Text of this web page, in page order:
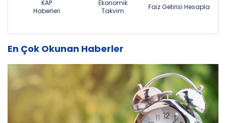
KAP
Haberleri
Ekonomik
Takvim
Faiz Getirisi Hesapla
En Çok Okunan Haberler